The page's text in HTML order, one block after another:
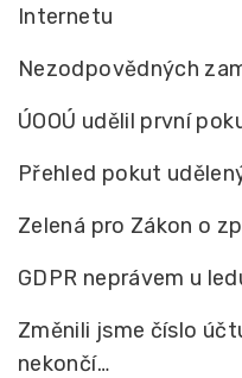
Internetu
Nezodpovědných
ÚOOÚ udělil první
Přehled pokut
Zelená pro Zákon o
GDPR neprávem u
Změnili jsme číslo
nekončí…